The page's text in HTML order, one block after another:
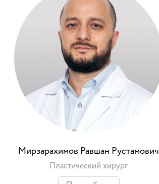
Мирзарахимов Равшан Рустамович
Пластический хирург